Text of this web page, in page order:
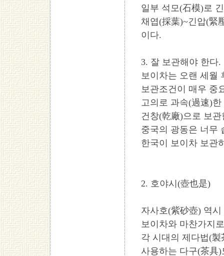
일부 석모(石模)로
채엽(採葉)~긴압(緊
이다.
3. 잘 보관해야 한다.
보이차는 오랜 세월
보관조건이 매우 중
고의로 과속(過速)
건창(乾廠)으로 보
중국의 광동은 너무
한국이 보이차 보관
2. 호야시(壺也是)
자사호(紫砂壺) 역
보이차와 마찬가지
각 시대의 제다법(
사용하는 다구(茶具